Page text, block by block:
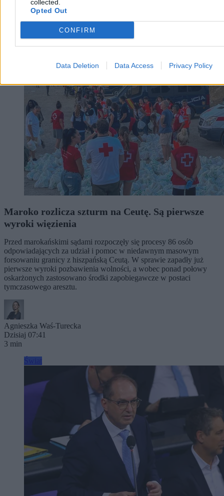
collected.
Opted Out
CONFIRM
Data Deletion Data Access Privacy Policy
Maroko rozlicza szturm na Ceutę. Są pierwsze
wyroki więzienia
Przed marokańskimi sądami rozpoczęły się procesy 86 osób
odpowiadających za udział i pomoc w niedawnym masowym
forsowaniu granicy z hiszpańską Ceutą. W sprawie zapadły już
pierwsze wyroki pozbawienia wolności, a wobec ponad połowy
oskarżonych zastosowano środki zapobiegawcze w postaci
tymczasowego aresztu.
Agnieszka Waś-Turecka
Dzisiaj 07:41
3 min